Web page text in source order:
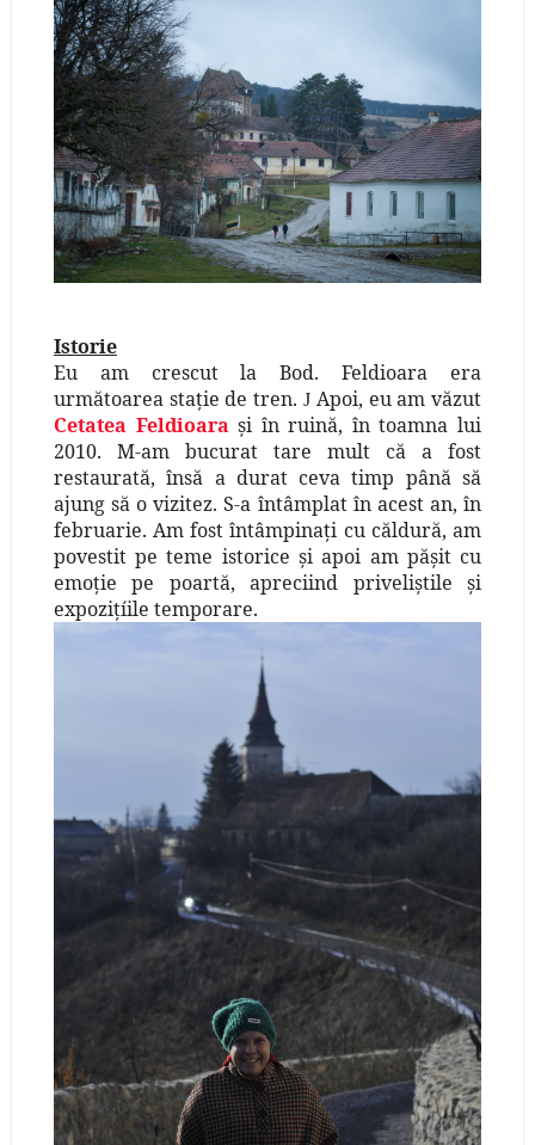
Istorie
Eu am crescut la Bod. Feldioara era
următoarea staţie de tren. J Apoi, eu am văzut
Cetatea Feldioara şi în ruină, în toamna lui
2010. M-am bucurat tare mult că a fost
restaurată, însă a durat ceva timp până să
ajung să o vizitez. S-a întâmplat în acest an, în
februarie. Am fost întâmpinaţi cu căldură, am
povestit pe teme istorice şi apoi am păşit cu
emoţie pe poartă, apreciind priveliştile şi
expoziţíile temporare.